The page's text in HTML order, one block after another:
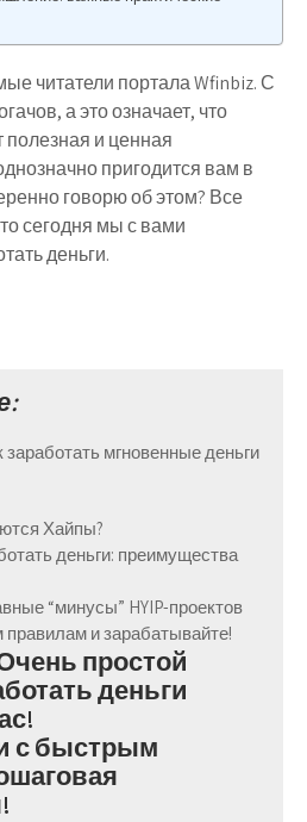
читатели портала Wfinbiz.С
а это означает, что
полезная и ценная
пригодится вам в
говорю об этом? Все
сегодня мы с вами
деньги.
заработать мгновенные деньги
Хайпы?
деньги: преимущества
“минусы” HYIP-проектов
правилам и зарабатывайте!
простой
деньги
с быстрым